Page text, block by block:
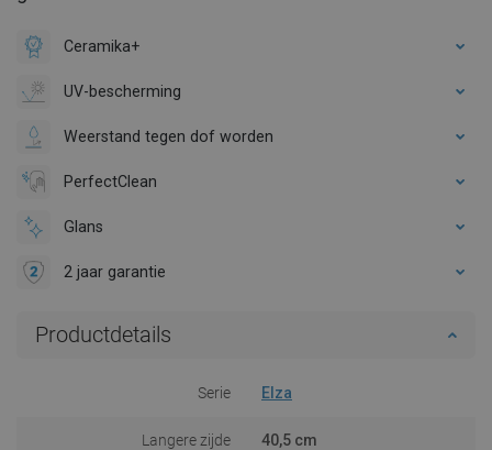
Ceramika+
UV-bescherming
Weerstand tegen dof worden
PerfectClean
Glans
2 jaar garantie
Productdetails
Serie Elza
Langere zijde 40,5 cm